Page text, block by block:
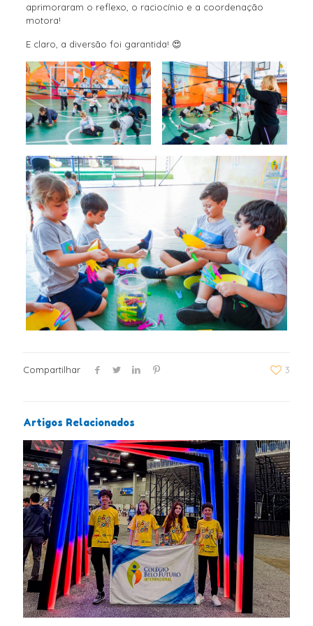
aprimoraram o reflexo, o raciocínio e a coordenação
motora!
E claro, a diversão foi garantida! 😍
Compartilhar 3
Artigos Relacionados